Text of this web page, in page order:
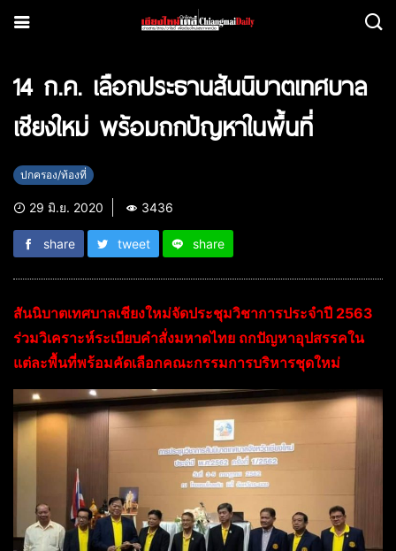
14 ก.ค. เลือกประธานสันนิบาตเทศบาล
เชียงใหม่ พร้อมถกปัญหาในพื้นที่
ปกครอง/ท้องที่
29 มิ.ย. 2020 3436
share tweet share
สันนิบาตเทศบาลเชียงใหม่จัดประชุมวิชาการประจำปี 2563
ร่วมวิเคราะห์ระเบียบคำสั่งมหาดไทย ถกปัญหาอุปสรรคใน
แต่ละพื้นที่พร้อมคัดเลือกคณะกรรมการบริหารชุดใหม่